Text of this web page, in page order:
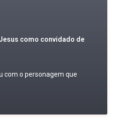
como convidado de
com o personagem que